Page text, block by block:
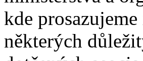
kde
některých